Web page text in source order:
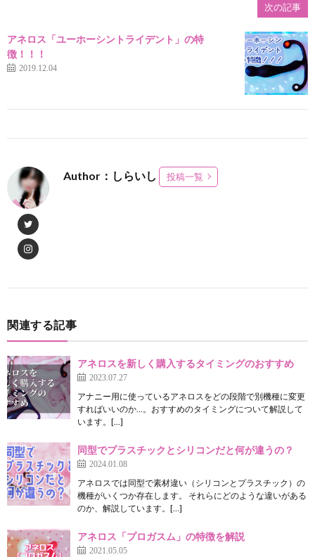
次の記事
アネロス「ユーホーシントライデント」の特
徴！！！
2019.12.04
Author：しらいし 投稿一覧
関連する記事
アネロスを新しく購入するタイミングのおすすめ
2023.07.27
アナニー用に使っているアネロスをどの段階で別機種に変更
すればいいのか…。おすすめのタイミングについて解説して
います。[…]
同型でプラスチックとシリコンだと何が違うの？
2024.01.08
アネロスでは同型で素材違い（シリコンとプラスチック）の
機種がいくつか存在します。 それらにどのような違いがある
のか、解説しています。[…]
アネロス「プロガスム」の特徴を解説
2021.05.05